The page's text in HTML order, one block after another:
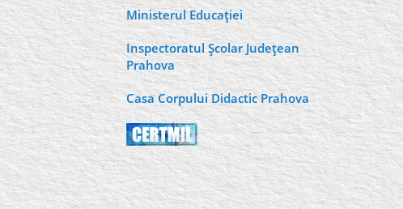
Ministerul Educaţiei
Inspectoratul Şcolar Judeţean
Prahova
Casa Corpului Didactic Prahova